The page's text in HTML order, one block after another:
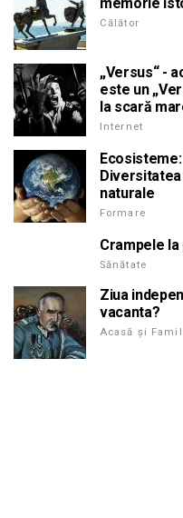
Călător
„Versus“ -
este un
la scară
Internet
naturale
Formare
Crampele
Sănătate
Ziua
vacanta?
Acasă și